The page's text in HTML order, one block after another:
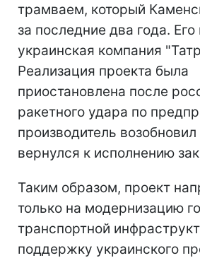
трамваем, который
за последние два года. Его
украинская компания
Реализация проекта была
приостановлена после
ракетного удара по
производитель
вернулся к исполнению
Таким образом, проект
только на модернизацию
транспортной
поддержку украинского